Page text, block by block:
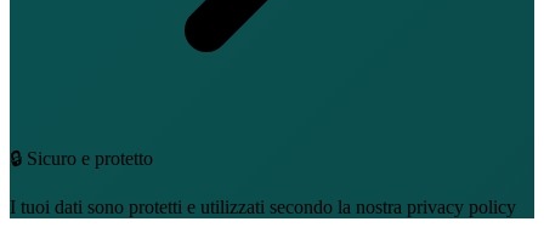
🔒 Sicuro e protetto
I tuoi dati sono protetti e utilizzati secondo la nostra privacy policy